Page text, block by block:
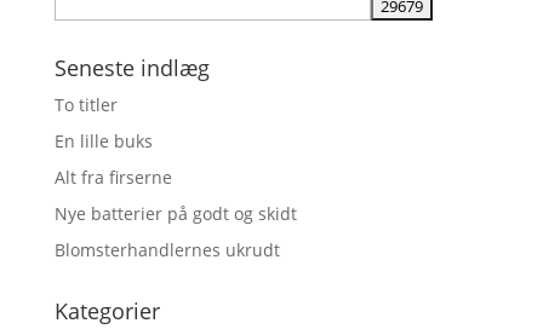
Seneste indlæg
To titler
En lille buks
Alt fra firserne
Nye batterier på godt og skidt
Blomsterhandlernes ukrudt
Kategorier